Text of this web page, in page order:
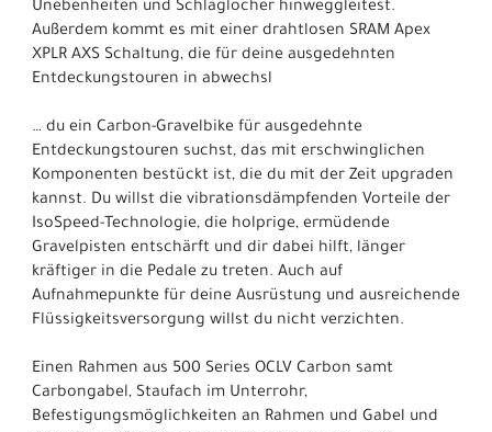
Unebenheiten und Schlaglöcher hinweggleitest.
Außerdem kommt es mit einer drahtlosen SRAM Apex
XPLR AXS Schaltung, die für deine ausgedehnten
Entdeckungstouren in abwechsl
… du ein Carbon-Gravelbike für ausgedehnte
Entdeckungstouren suchst, das mit erschwinglichen
Komponenten bestückt ist, die du mit der Zeit upgraden
kannst. Du willst die vibrationsdämpfenden Vorteile der
IsoSpeed-Technologie, die holprige, ermüdende
Gravelpisten entschärft und dir dabei hilft, länger
kräftiger in die Pedale zu treten. Auch auf
Aufnahmepunkte für deine Ausrüstung und ausreichende
Flüssigkeitsversorgung willst du nicht verzichten.
Einen Rahmen aus 500 Series OCLV Carbon samt
Carbongabel, Staufach im Unterrohr,
Befestigungsmöglichkeiten an Rahmen und Gabel und